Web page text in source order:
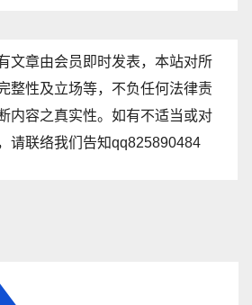
文章由会员即时发表，本站对所
整性及立场等，不负任何法律责
内容之真实性。如有不适当或对
请联络我们告知qq825890484